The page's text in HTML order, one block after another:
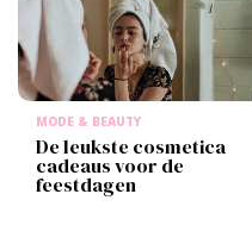
MODE & BEAUTY
De leukste cosmetica
cadeaus voor de
feestdagen